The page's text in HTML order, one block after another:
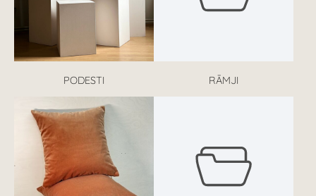
PODESTI RĀMJI